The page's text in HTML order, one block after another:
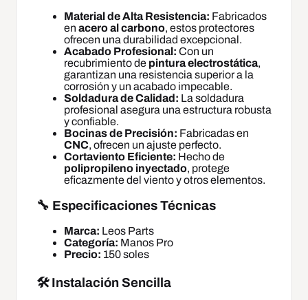
Material de Alta Resistencia: Fabricados
en acero al carbono, estos protectores
ofrecen una durabilidad excepcional.
Acabado Profesional: Con un
recubrimiento de pintura electrostática,
garantizan una resistencia superior a la
corrosión y un acabado impecable.
Soldadura de Calidad: La soldadura
profesional asegura una estructura robusta
y confiable.
Bocinas de Precisión: Fabricadas en
CNC, ofrecen un ajuste perfecto.
Cortaviento Eficiente: Hecho de
polipropileno inyectado, protege
eficazmente del viento y otros elementos.
🔧 Especificaciones Técnicas
Marca: Leos Parts
Categoría: Manos Pro
Precio: 150 soles
🛠️ Instalación Sencilla